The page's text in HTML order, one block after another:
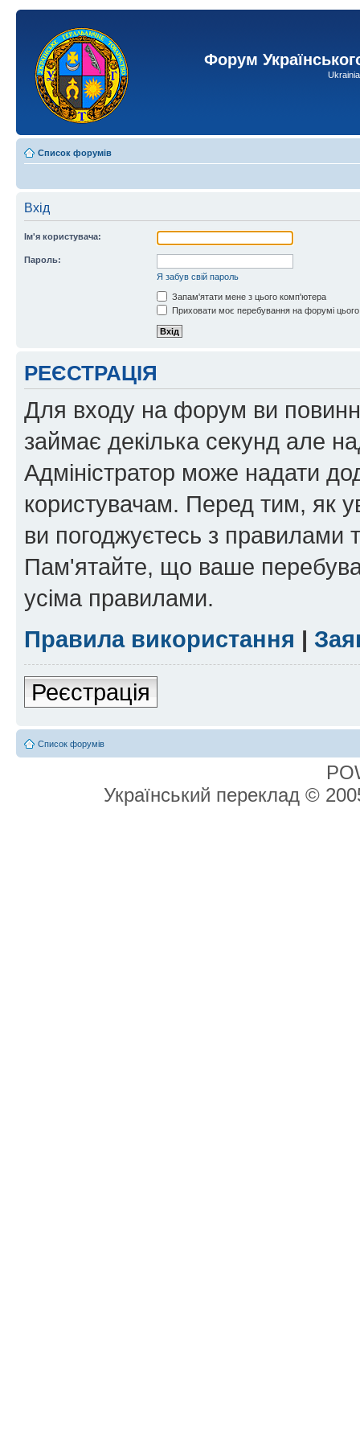
Форум
Список форумів
Вхід
Ім'я користувача:
Пароль:
Я забув свій пароль
Запам'ятати мене з цього комп'ютера
Приховати моє перебування на форумі
РЕЄСТРАЦІЯ
Для входу на форум ви
займає декілька секунд але
Адміністратор може надати
користувачам. Перед тим, як
ви погоджуєтесь з правилами
Пам'ятайте, що ваше
усіма правилами.
Правила використання |
Реєстрація
Список форумів
Український переклад ©